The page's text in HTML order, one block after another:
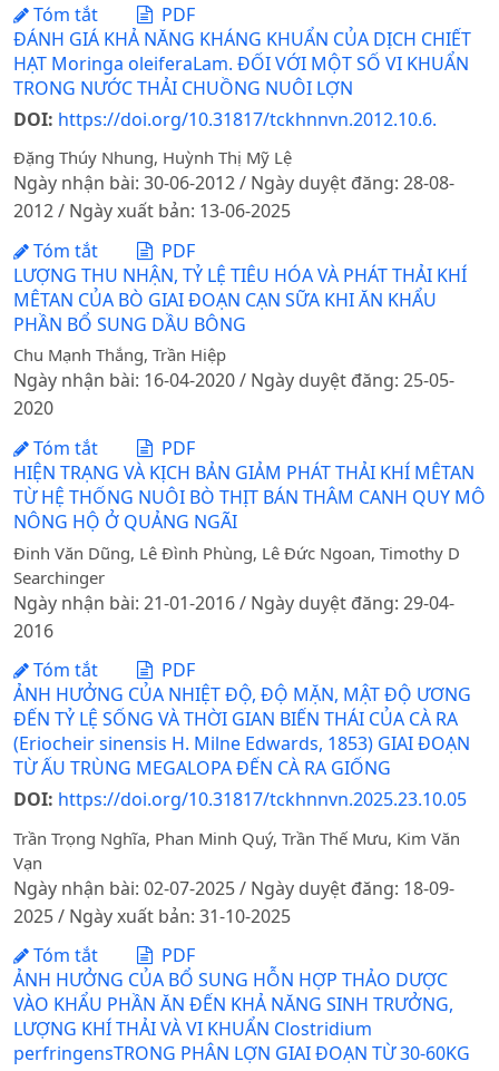
Tóm tắt
PDF
ĐÁNH GIÁ KHẢ NĂNG KHÁNG KHUẨN CỦA DỊCH CHIẾT
HẠT Moringa oleiferaLam. ĐỐI VỚI MỘT SỐ VI KHUẨN
TRONG NƯỚC THẢI CHUỒNG NUÔI LỢN
DOI: https://doi.org/10.31817/tckhnnvn.2012.10.6.
Đặng Thúy Nhung, Huỳnh Thị Mỹ Lệ
Ngày nhận bài: 30-06-2012 / Ngày duyệt đăng: 28-08-
2012 / Ngày xuất bản: 13-06-2025
Tóm tắt
PDF
LƯỢNG THU NHẬN, TỶ LỆ TIÊU HÓA VÀ PHÁT THẢI KHÍ
MÊTAN CỦA BÒ GIAI ĐOẠN CẠN SỮA KHI ĂN KHẨU
PHẦN BỔ SUNG DẦU BÔNG
Chu Mạnh Thắng, Trần Hiệp
Ngày nhận bài: 16-04-2020 / Ngày duyệt đăng: 25-05-
2020
Tóm tắt
PDF
HIỆN TRẠNG VÀ KỊCH BẢN GIẢM PHÁT THẢI KHÍ MÊTAN
TỪ HỆ THỐNG NUÔI BÒ THỊT BÁN THÂM CANH QUY MÔ
NÔNG HỘ Ở QUẢNG NGÃI
Đinh Văn Dũng, Lê Đình Phùng, Lê Đức Ngoan, Timothy D
Searchinger
Ngày nhận bài: 21-01-2016 / Ngày duyệt đăng: 29-04-
2016
Tóm tắt
PDF
ẢNH HƯỞNG CỦA NHIỆT ĐỘ, ĐỘ MẶN, MẬT ĐỘ ƯƠNG
ĐẾN TỶ LỆ SỐNG VÀ THỜI GIAN BIẾN THÁI CỦA CÀ RA
(Eriocheir sinensis H. Milne Edwards, 1853) GIAI ĐOẠN
TỪ ẤU TRÙNG MEGALOPA ĐẾN CÀ RA GIỐNG
DOI: https://doi.org/10.31817/tckhnnvn.2025.23.10.05
Trần Trọng Nghĩa, Phan Minh Quý, Trần Thế Mưu, Kim Văn
Vạn
Ngày nhận bài: 02-07-2025 / Ngày duyệt đăng: 18-09-
2025 / Ngày xuất bản: 31-10-2025
Tóm tắt
PDF
ẢNH HƯỞNG CỦA BỔ SUNG HỖN HỢP THẢO DƯỢC
VÀO KHẨU PHẦN ĂN ĐẾN KHẢ NĂNG SINH TRƯỞNG,
LƯỢNG KHÍ THẢI VÀ VI KHUẨN Clostridium
perfringensTRONG PHÂN LỢN GIAI ĐOẠN TỪ 30-60KG